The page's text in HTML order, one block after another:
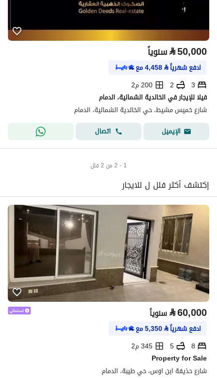
⃁50,000 سنوياً
ادفع شهرياً⃁
4,458مع
3
2
200 م2
فيلا للإيجار في الخالدية الشمالية، الدمام
شارع خميس مشيط، حي الخالدية الشمالية، الدمام
الإيميل
اتصال
1 - 2 من 2 فلل
إكتشف أكثر فلل ل للايجار
⃁60,000 سنوياً
ادفع شهرياً⃁
5,350مع
8
5
345 م2
Property for Sale
شارع حذيفة ابن اوس، حي طيبة، الدمام